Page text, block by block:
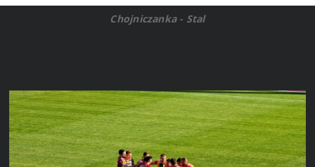
Chojniczanka - Stal